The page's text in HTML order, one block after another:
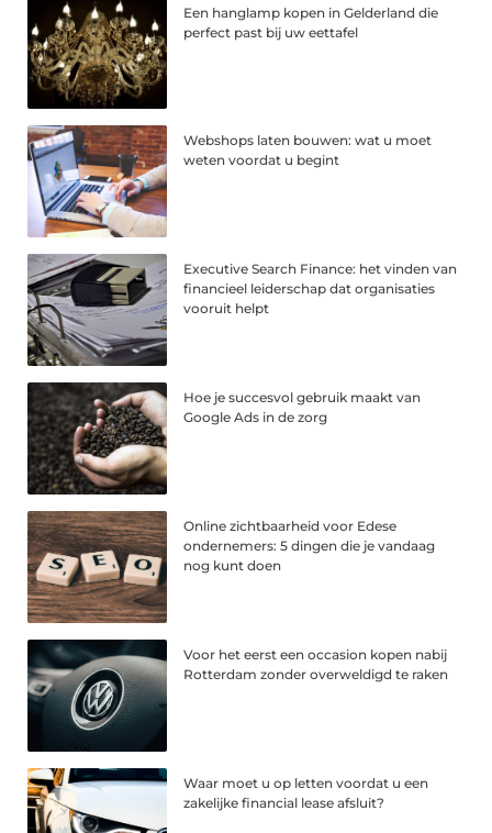
Een hanglamp kopen in Gelderland die
perfect past bij uw eettafel
Webshops laten bouwen: wat u moet
weten voordat u begint
Executive Search Finance: het vinden van
financieel leiderschap dat organisaties
vooruit helpt
Hoe je succesvol gebruik maakt van
Google Ads in de zorg
Online zichtbaarheid voor Edese
ondernemers: 5 dingen die je vandaag
nog kunt doen
Voor het eerst een occasion kopen nabij
Rotterdam zonder overweldigd te raken
Waar moet u op letten voordat u een
zakelijke financial lease afsluit?